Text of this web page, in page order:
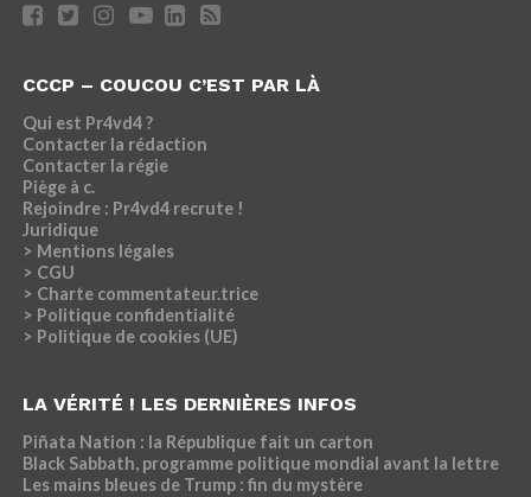
CCCP – COUCOU C’EST PAR LÀ
Qui est Pr4vd4 ?
Contacter la rédaction
Contacter la régie
Piège à c.
Rejoindre : Pr4vd4 recrute !
Juridique
> Mentions légales
> CGU
> Charte commentateur.trice
> Politique confidentialité
> Politique de cookies (UE)
LA VÉRITÉ ! LES DERNIÈRES INFOS
Piñata Nation : la République fait un carton
Black Sabbath, programme politique mondial avant la lettre
Les mains bleues de Trump : fin du mystère